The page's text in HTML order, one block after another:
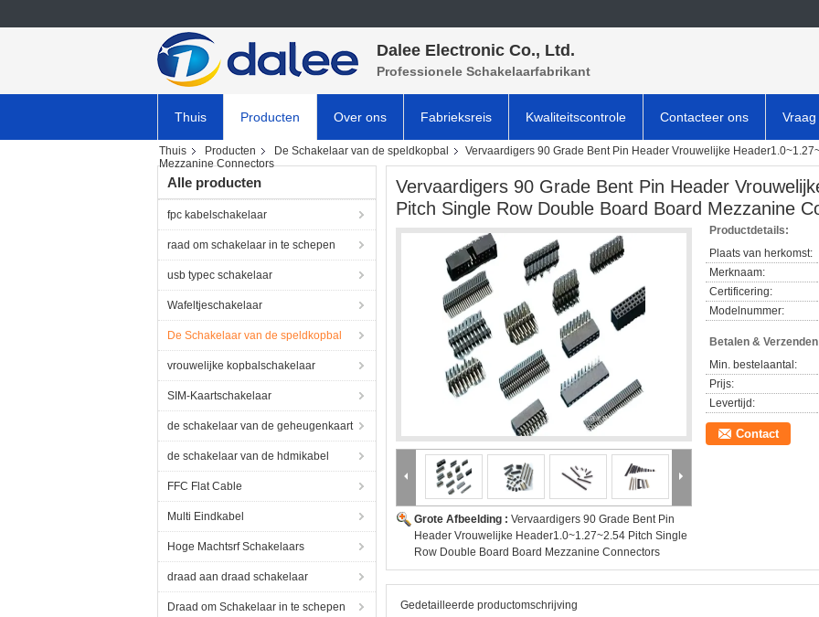
Dalee Electronic Co., Ltd.
Professionele Schakelaarfabrikant
Thuis Producten Over ons Fabrieksreis Kwaliteitscontrole Contacteer ons
Thuis Producten De Schakelaar van de speldkopbal
Vervaardigers 90 Grade Bent Pin Header Vrouwelijke
Mezzanine Connectors
Alle producten
fpc kabelschakelaar
raad om schakelaar in te schepen
usb typec schakelaar
Wafeltjeschakelaar
De Schakelaar van de speldkopbal
vrouwelijke kopbalschakelaar
SIM-Kaartschakelaar
de schakelaar van de geheugenkaart
de schakelaar van de hdmikabel
FFC Flat Cable
Multi Eindkabel
Hoge Machtsrf Schakelaars
draad aan draad schakelaar
Draad om Schakelaar in te schepen
Vervaardigers 90 Grade Bent Pin Header
Pitch Single Row Double Board Board Mezzanine
Grote Afbeelding : Vervaardigers 90 Grade Bent Pin
Header Vrouwelijke Header1.0~1.27~2.54 Pitch Single
Row Double Board Board Mezzanine Connectors
Productdetails:
Plaats van herkomst:
Merknaam:
Certificering:
Modelnummer:
Betalen &
Min. bestelaantal:
Prijs:
Levertijd:
Contact
Gedetailleerde productomschrijving